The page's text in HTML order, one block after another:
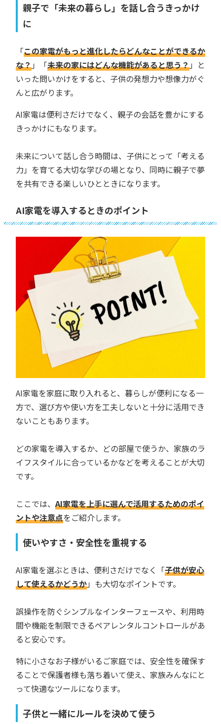
親子で「未来の暮らし」を話し合うきっかけ
に
「この家電がもっと進化したらどんなことができるか
な？」「未来の家にはどんな機能があると思う？」と
いった問いかけをすると、子供の発想力や想像力がぐ
んと広がります。
AI家電は便利さだけでなく、親子の会話を豊かにする
きっかけにもなります。
未来について話し合う時間は、子供にとって「考える
力」を育てる大切な学びの場となり、同時に親子で夢
を共有できる楽しいひとときになります。
AI家電を導入するときのポイント
AI家電を家庭に取り入れると、暮らしが便利になる一
方で、選び方や使い方を工夫しないと十分に活用でき
ないこともあります。
どの家電を導入するか、どの部屋で使うか、家族のラ
イフスタイルに合っているかなどを考えることが大切
です。
ここでは、AI家電を上手に選んで活用するためのポイ
ントや注意点をご紹介します。
使いやすさ・安全性を重視する
AI家電を選ぶときは、便利さだけでなく「子供が安心
して使えるかどうか」も大切なポイントです。
誤操作を防ぐシンプルなインターフェースや、利用時
間や機能を制限できるペアレンタルコントロールがあ
ると安心です。
特に小さなお子様がいるご家庭では、安全性を確保す
ることで保護者様も落ち着いて使え、家族みんなにと
って快適なツールになります。
子供と一緒にルールを決めて使う